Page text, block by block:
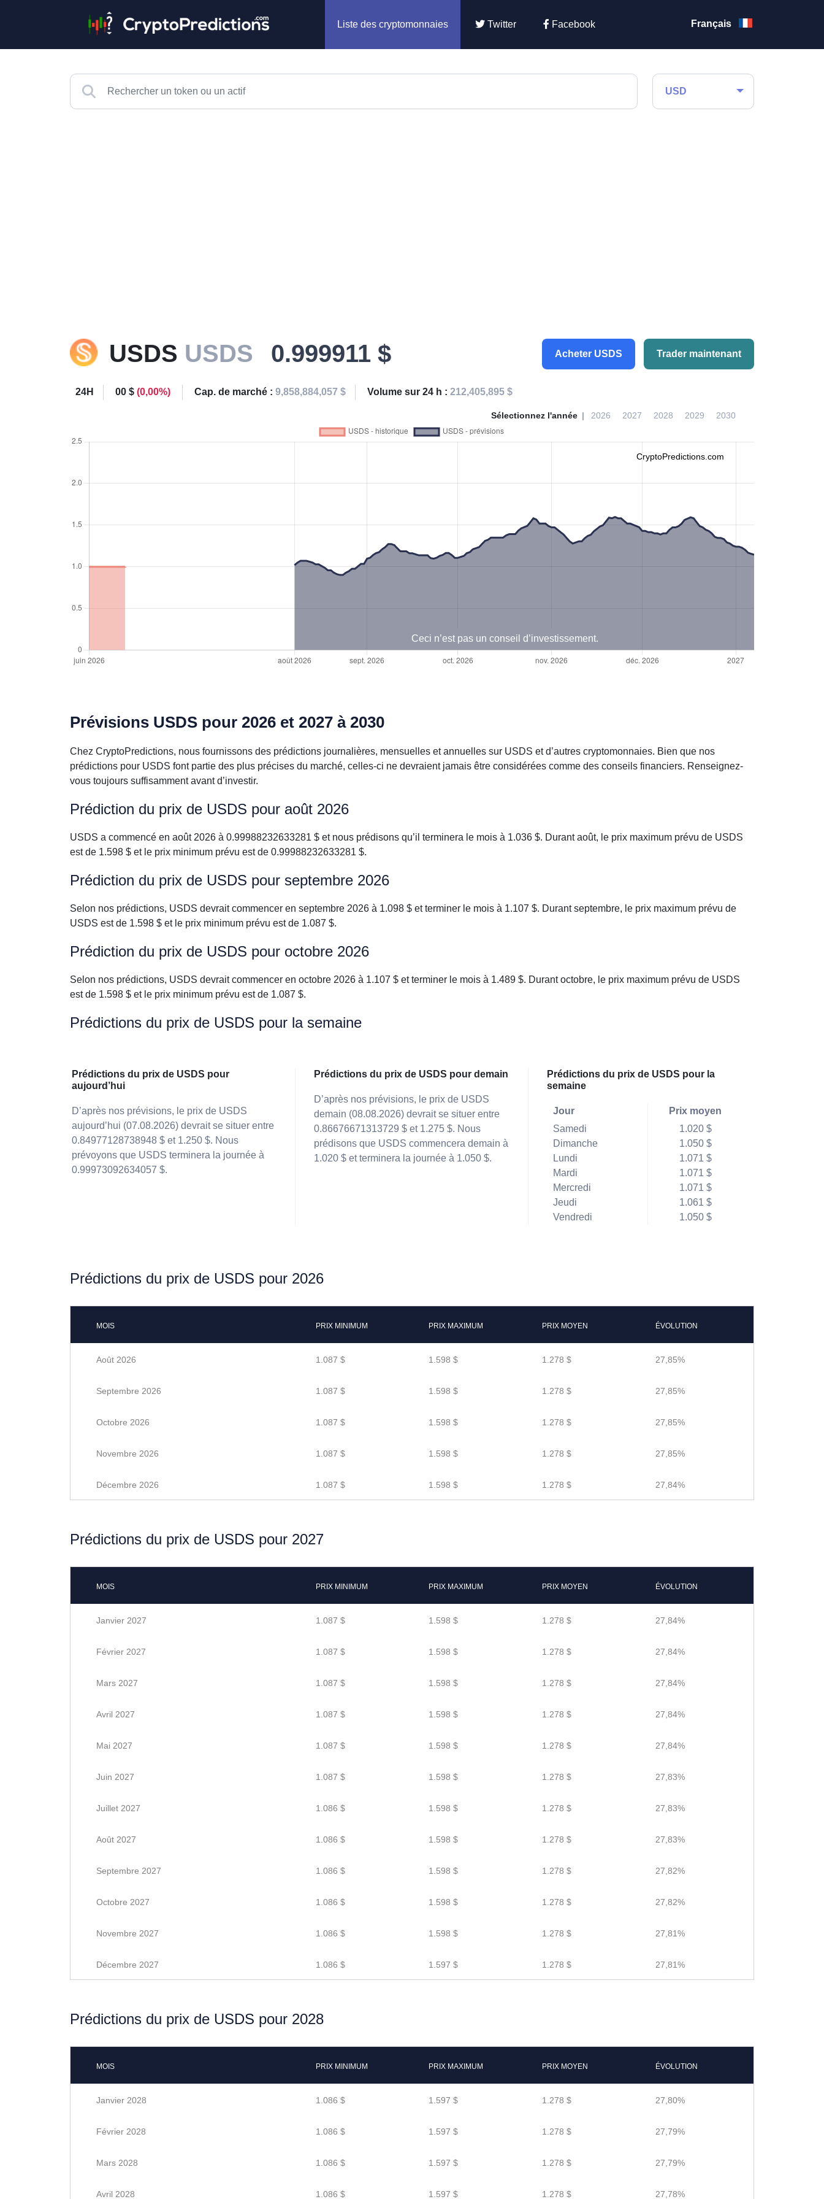
Liste des cryptomonnaies Twitter Facebook Français
USD
USDS USDS 0.999911 $ Acheter USDS Trader maintenant
24H 00 $ (0,00%) Cap. de marché : 9,858,884,057 $ Volume sur 24 h : 212,405,895 $
Sélectionnez l'année 2026 2027 2028 2029 2030
CryptoPredictions.com
Ceci n’est pas un conseil d’investissement.
Prévisions USDS pour 2026 et 2027 à 2030
Chez CryptoPredictions, nous fournissons des prédictions journalières, mensuelles et annuelles sur USDS et d’autres cryptomonnaies. Bien que nos
prédictions pour USDS font partie des plus précises du marché, celles-ci ne devraient jamais être considérées comme des conseils financiers. Renseignez-
vous toujours suffisamment avant d’investir.
Prédiction du prix de USDS pour août 2026
USDS a commencé en août 2026 à 0.99988232633281 $ et nous prédisons qu’il terminera le mois à 1.036 $. Durant août, le prix maximum prévu de USDS
est de 1.598 $ et le prix minimum prévu est de 0.99988232633281 $.
Prédiction du prix de USDS pour septembre 2026
Selon nos prédictions, USDS devrait commencer en septembre 2026 à 1.098 $ et terminer le mois à 1.107 $. Durant septembre, le prix maximum prévu de
USDS est de 1.598 $ et le prix minimum prévu est de 1.087 $.
Prédiction du prix de USDS pour octobre 2026
Selon nos prédictions, USDS devrait commencer en octobre 2026 à 1.107 $ et terminer le mois à 1.489 $. Durant octobre, le prix maximum prévu de USDS
est de 1.598 $ et le prix minimum prévu est de 1.087 $.
Prédictions du prix de USDS pour la semaine
Prédictions du prix de USDS pour
aujourd’hui
D’après nos prévisions, le prix de USDS
aujourd’hui (07.08.2026) devrait se situer entre
0.84977128738948 $ et 1.250 $. Nous
prévoyons que USDS terminera la journée à
0.99973092634057 $.
Prédictions du prix de USDS pour demain
D’après nos prévisions, le prix de USDS
demain (08.08.2026) devrait se situer entre
0.86676671313729 $ et 1.275 $. Nous
prédisons que USDS commencera demain à
1.020 $ et terminera la journée à 1.050 $.
Prédictions du prix de USDS pour la
semaine
Jour
Samedi
Dimanche
Lundi
Mardi
Mercredi
Jeudi
Vendredi
Prix moyen
1.020 $
1.050 $
1.071 $
1.071 $
1.071 $
1.061 $
1.050 $
Prédictions du prix de USDS pour 2026
MOIS PRIX MINIMUM PRIX MAXIMUM PRIX MOYEN ÉVOLUTION
Août 2026 1.087 $ 1.598 $ 1.278 $ 27,85%
Septembre 2026 1.087 $ 1.598 $ 1.278 $ 27,85%
Octobre 2026 1.087 $ 1.598 $ 1.278 $ 27,85%
Novembre 2026 1.087 $ 1.598 $ 1.278 $ 27,85%
Décembre 2026 1.087 $ 1.598 $ 1.278 $ 27,84%
Prédictions du prix de USDS pour 2027
MOIS PRIX MINIMUM PRIX MAXIMUM PRIX MOYEN ÉVOLUTION
Janvier 2027 1.087 $ 1.598 $ 1.278 $ 27,84%
Février 2027 1.087 $ 1.598 $ 1.278 $ 27,84%
Mars 2027 1.087 $ 1.598 $ 1.278 $ 27,84%
Avril 2027 1.087 $ 1.598 $ 1.278 $ 27,84%
Mai 2027 1.087 $ 1.598 $ 1.278 $ 27,84%
Juin 2027 1.087 $ 1.598 $ 1.278 $ 27,83%
Juillet 2027 1.086 $ 1.598 $ 1.278 $ 27,83%
Août 2027 1.086 $ 1.598 $ 1.278 $ 27,83%
Septembre 2027 1.086 $ 1.598 $ 1.278 $ 27,82%
Octobre 2027 1.086 $ 1.598 $ 1.278 $ 27,82%
Novembre 2027 1.086 $ 1.598 $ 1.278 $ 27,81%
Décembre 2027 1.086 $ 1.597 $ 1.278 $ 27,81%
Prédictions du prix de USDS pour 2028
MOIS PRIX MINIMUM PRIX MAXIMUM PRIX MOYEN ÉVOLUTION
Janvier 2028 1.086 $ 1.597 $ 1.278 $ 27,80%
Février 2028 1.086 $ 1.597 $ 1.278 $ 27,79%
Mars 2028 1.086 $ 1.597 $ 1.278 $ 27,79%
Avril 2028 1.086 $ 1.597 $ 1.278 $ 27,78%